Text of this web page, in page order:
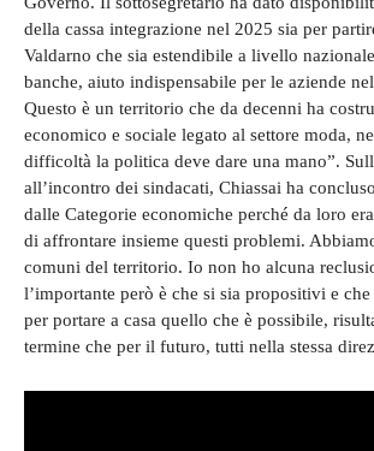
della cassa integrazione nel 2025 sia per
Valdarno che sia estendibile a livello
banche, aiuto indispensabile per le aziende
Questo è un territorio che da decenni ha
economico e sociale legato al settore moda,
difficoltà la politica deve dare una mano”.
all’incontro dei sindacati, Chiassai ha
dalle Categorie economiche perché da loro
di affrontare insieme questi problemi.
comuni del territorio. Io non ho alcuna
l’importante però è che si sia propositivi e
per portare a casa quello che è possibile,
termine che per il futuro, tutti nella stessa